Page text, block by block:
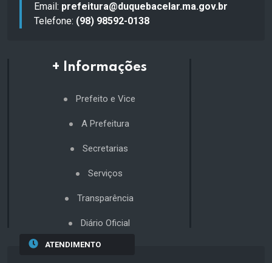
Email: prefeitura@duquebacelar.ma.gov.br
Telefone: (98) 98592-0138
+ Informações
Prefeito e Vice
A Prefeitura
Secretarias
Serviços
Transparência
Diário Oficial
ATENDIMENTO